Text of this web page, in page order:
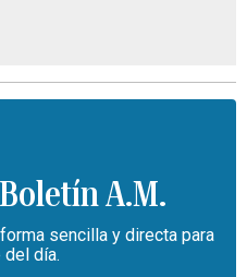
Boletín A.M.
sencilla y directa para
día.